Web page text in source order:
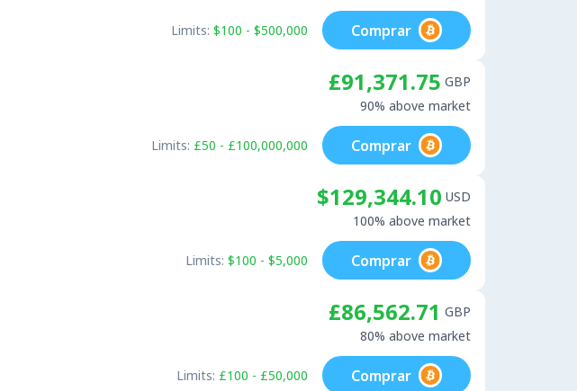
Limits: $100 - $500,000 Comprar
£91,371.75 GBP
90% above market
Limits: £50 - £100,000,000 Comprar
$129,344.10 USD
100% above market
Limits: $100 - $5,000 Comprar
£86,562.71 GBP
80% above market
Limits: £100 - £50,000 Comprar